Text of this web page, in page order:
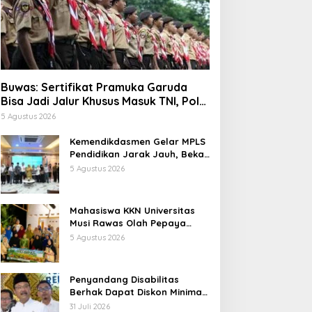
Buwas: Sertifikat Pramuka Garuda
Bisa Jadi Jalur Khusus Masuk TNI, Polri,
dan Perguruan Tinggi
5 Agustus 2026
Kemendikdasmen Gelar MPLS
Pendidikan Jarak Jauh, Bekali
Murid Bangun Kemandirian
5 Agustus 2026
Mahasiswa KKN Universitas
Musi Rawas Olah Pepaya
Menjadi Produk Bernilai Jual
5 Agustus 2026
Penyandang Disabilitas
Berhak Dapat Diskon Minimal
20 Persen untuk Biaya
31 Juli 2026